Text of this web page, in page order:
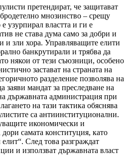
претендират, че защитават
мнозинство – срещу
узурпирал властта и ги е
не става дума само за добри и
зли хора. Управляващите елити
банкрутирали и трябва да
някои от тези съюзници, особено
застават на страната на
разделение позволява на
заяви мандат за преследване на
държавната администрация при
на тази тактика обяснява
са антиинституционални.
икономически и
самата конституция, като
След това разграждат
и използват държавната власт